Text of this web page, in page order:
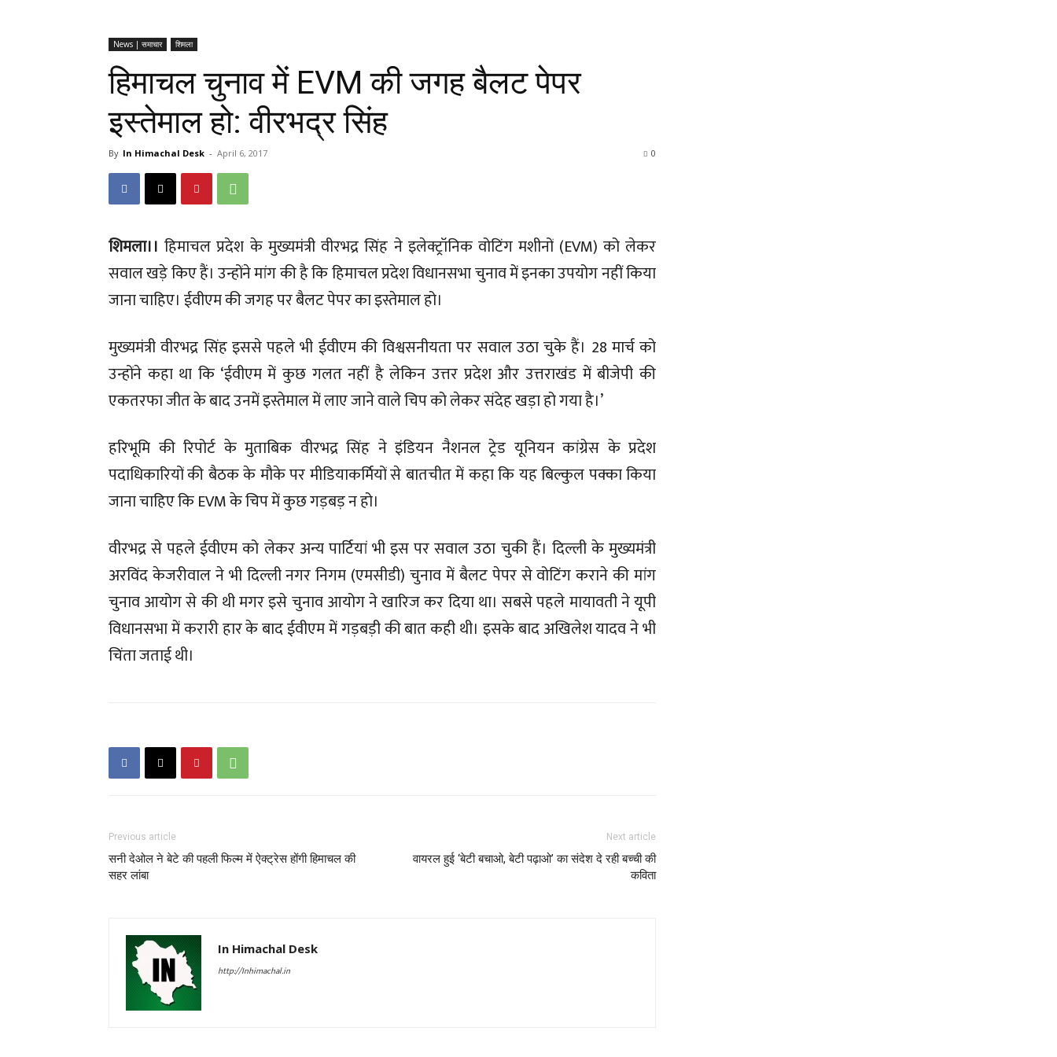
News | समाचार शिमला
हिमाचल चुनाव में EVM की जगह बैलट पेपर
इस्तेमाल हो: वीरभद्र सिंह
By In Himachal Desk - April 6, 2017 0
शिमला।। हिमाचल प्रदेश के मुख्यमंत्री वीरभद्र सिंह ने इलेक्ट्रॉनिक वोटिंग मशीनों (EVM) को लेकर
सवाल खड़े किए हैं। उन्होंने मांग की है कि हिमाचल प्रदेश विधानसभा चुनाव में इनका उपयोग नहीं किया
जाना चाहिए। ईवीएम की जगह पर बैलट पेपर का इस्तेमाल हो।
मुख्यमंत्री वीरभद्र सिंह इससे पहले भी ईवीएम की विश्वसनीयता पर सवाल उठा चुके हैं। 28 मार्च को
उन्होंने कहा था कि ‘ईवीएम में कुछ गलत नहीं है लेकिन उत्तर प्रदेश और उत्तराखंड में बीजेपी की
एकतरफा जीत के बाद उनमें इस्तेमाल में लाए जाने वाले चिप को लेकर संदेह खड़ा हो गया है।’
हरिभूमि की रिपोर्ट के मुताबिक वीरभद्र सिंह ने इंडियन नैशनल ट्रेड यूनियन कांग्रेस के प्रदेश
पदाधिकारियों की बैठक के मौके पर मीडियाकर्मियों से बातचीत में कहा कि यह बिल्कुल पक्का किया
जाना चाहिए कि EVM के चिप में कुछ गड़बड़ न हो।
वीरभद्र से पहले ईवीएम को लेकर अन्य पार्टियां भी इस पर सवाल उठा चुकी हैं। दिल्ली के मुख्यमंत्री
अरविंद केजरीवाल ने भी दिल्ली नगर निगम (एमसीडी) चुनाव में बैलट पेपर से वोटिंग कराने की मांग
चुनाव आयोग से की थी मगर इसे चुनाव आयोग ने खारिज कर दिया था। सबसे पहले मायावती ने यूपी
विधानसभा में करारी हार के बाद ईवीएम में गड़बड़ी की बात कही थी। इसके बाद अखिलेश यादव ने भी
चिंता जताई थी।
Previous article
सनी देओल ने बेटे की पहली फिल्म में ऐक्ट्रेस होंगी हिमाचल की
सहर लांबा
Next article
वायरल हुई ‘बेटी बचाओ, बेटी पढ़ाओ’ का संदेश दे रही बच्ची की
कविता
In Himachal Desk
http://Inhimachal.in